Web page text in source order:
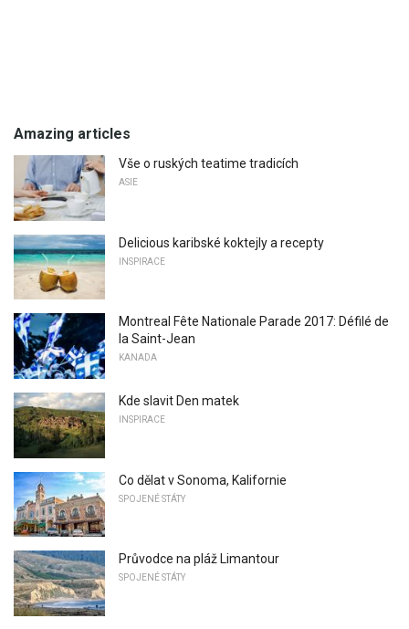
Amazing articles
Vše o ruských teatime tradicích
ASIE
Delicious karibské koktejly a recepty
INSPIRACE
Montreal Fête Nationale Parade 2017: Défilé de
la Saint-Jean
KANADA
Kde slavit Den matek
INSPIRACE
Co dělat v Sonoma, Kalifornie
SPOJENÉ STÁTY
Průvodce na pláž Limantour
SPOJENÉ STÁTY